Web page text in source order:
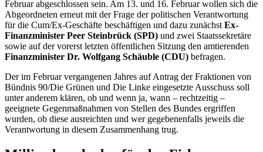
Februar abgeschlossen sein. Am 13. und 16. Februar wollen sich die
Abgeordneten erneut mit der Frage der politischen Verantwortung
für die Cum/Ex-Geschäfte beschäftigen und dazu zunächst Ex-
Finanzminister Peer Steinbrück (SPD) und zwei Staatssekretäre
sowie auf der vorerst letzten öffentlichen Sitzung den amtierenden
Finanzminister Dr. Wolfgang Schäuble (CDU) befragen.
Der im Februar vergangenen Jahres auf Antrag der Fraktionen von
Bündnis 90/Die Grünen und Die Linke eingesetzte Ausschuss soll
unter anderem klären, ob und wenn ja, wann – rechtzeitig –
geeignete Gegenmaßnahmen von Stellen des Bundes ergriffen
wurden, ob diese ausreichten und wer gegebenenfalls jeweils die
Verantwortung in diesem Zusammenhang trug.